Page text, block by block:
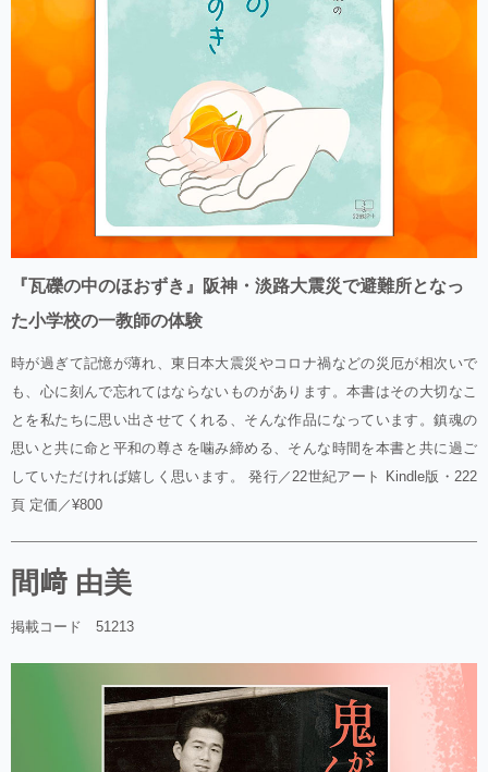
『瓦礫の中のほおずき』阪神・淡路大震災で避難所となっ
た小学校の一教師の体験
時が過ぎて記憶が薄れ、東日本大震災やコロナ禍などの災厄が相次いで
も、心に刻んで忘れてはならないものがあります。本書はその大切なこ
とを私たちに思い出させてくれる、そんな作品になっています。鎮魂の
思いと共に命と平和の尊さを噛み締める、そんな時間を本書と共に過ご
していただければ嬉しく思います。 発行／22世紀アート Kindle版・222
頁 定価／¥800
間﨑 由美
掲載コード 51213